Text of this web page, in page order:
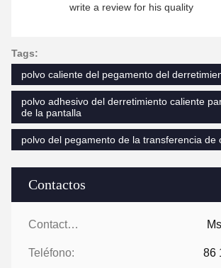
Contactos
Contactos:
Teléfono: 86
write a review for his quality
Tags:
polvo caliente del pegamento del
polvo adhesivo del derretimiento caliente
de la pantalla
polvo del pegamento de la transferencia de